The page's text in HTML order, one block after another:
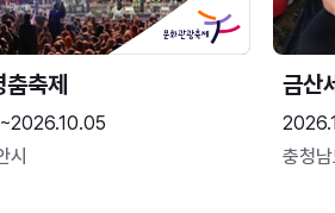
축제
시
금산
충청